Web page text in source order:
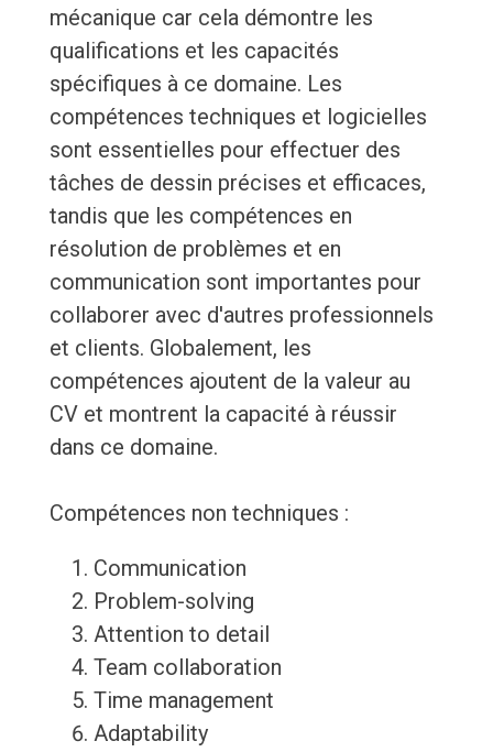
mécanique car cela démontre les
qualifications et les capacités
spécifiques à ce domaine. Les
compétences techniques et logicielles
sont essentielles pour effectuer des
tâches de dessin précises et efficaces,
tandis que les compétences en
résolution de problèmes et en
communication sont importantes pour
collaborer avec d'autres professionnels
et clients. Globalement, les
compétences ajoutent de la valeur au
CV et montrent la capacité à réussir
dans ce domaine.
Compétences non techniques :
Communication
Problem-solving
Attention to detail
Team collaboration
Time management
Adaptability